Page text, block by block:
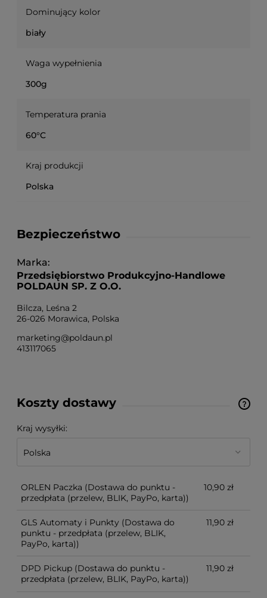
Dominujący kolor
biały
Waga wypełnienia
300g
Temperatura prania
60°C
Kraj produkcji
Polska
Bezpieczeństwo
Marka
Przedsiębiorstwo Produkcyjno-Handlowe
POLDAUN SP. Z O.O.
Bilcza, Leśna 2
26-026 Morawica, Polska
marketing@poldaun.pl
413117065
Koszty dostawy
Cena nie zawiera ewentualnych kosztów płatności
Kraj wysyłki:
ORLEN Paczka (Dostawa do punktu -
przedpłata (przelew, BLIK, PayPo, karta))
10,90 zł
GLS Automaty i Punkty (Dostawa do
punktu - przedpłata (przelew, BLIK,
PayPo, karta))
11,90 zł
DPD Pickup (Dostawa do punktu -
przedpłata (przelew, BLIK, PayPo, karta))
11,90 zł